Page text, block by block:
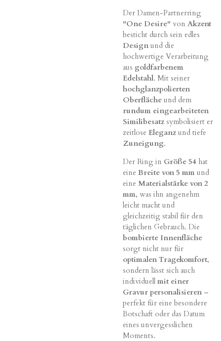
Der Damen-Partnerring
"One Desire" von Akzent
besticht durch sein edles
Design und die
hochwertige Verarbeitung
aus goldfarbenem
Edelstahl. Mit seiner
hochglanzpolierten
Oberfläche und dem
rundum eingearbeiteten
Similibesatz symbolisiert er
zeitlose Eleganz und tiefe
Zuneigung.
Der Ring in Größe 54 hat
eine Breite von 5 mm und
eine Materialstärke von 2
mm, was ihn angenehm
leicht macht und
gleichzeitig stabil für den
täglichen Gebrauch. Die
bombierte Innenfläche
sorgt nicht nur für
optimalen Tragekomfort,
sondern lässt sich auch
individuell mit einer
Gravur personalisieren –
perfekt für eine besondere
Botschaft oder das Datum
eines unvergesslichen
Moments.